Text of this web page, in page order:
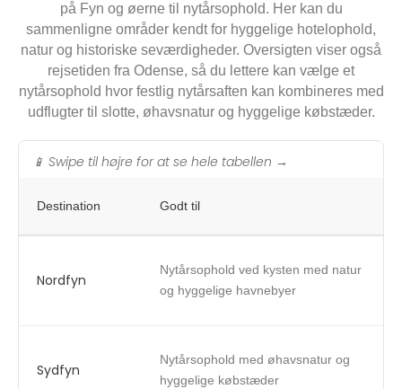
på Fyn og øerne til nytårsophold. Her kan du
sammenligne områder kendt for hyggelige hotelophold,
natur og historiske seværdigheder. Oversigten viser også
rejsetiden fra Odense, så du lettere kan vælge et
nytårsophold hvor festlig nytårsaften kan kombineres med
udflugter til slotte, øhavsnatur og hyggelige købstæder.
📱 Swipe til højre for at se hele tabellen →
Destination Godt til
Nordfyn
Nytårsophold ved kysten med natur
og hyggelige havnebyer
Sydfyn
Nytårsophold med øhavsnatur og
hyggelige købstæder